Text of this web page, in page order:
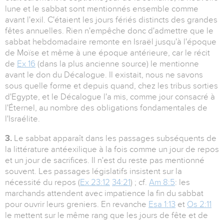
lune et le sabbat sont mentionnés ensemble comme
avant l'exil. C'étaient les jours fériés distincts des grandes
fêtes annuelles. Rien n'empêche donc d'admettre que le
sabbat hebdomadaire remonte en Israël jusqu'à l'époque
de Moïse et même à une époque antérieure, car le récit
de Ex 16 (dans la plus ancienne source) le mentionne
avant le don du Décalogue. Il existait, nous ne savons
sous quelle forme et depuis quand, chez les tribus sorties
d'Egypte, et le Décalogue l'a mis, comme jour consacré à
l'Éternel, au nombre des obligations fondamentales de
l'Israélite.
3. Le sabbat apparaît dans les passages subséquents de
la littérature antéexilique à la fois comme un jour de repos
et un jour de sacrifices. Il n'est du reste pas mentionné
souvent. Les passages législatifs insistent sur la
nécessité du repos (Ex 23:12 34:21) ; cf. Am 8:5: les
marchands attendent avec impatience la fin du sabbat
pour ouvrir leurs greniers. En revanche Esa 1:13 et Os 2:11
le mettent sur le même rang que les jours de fête et de